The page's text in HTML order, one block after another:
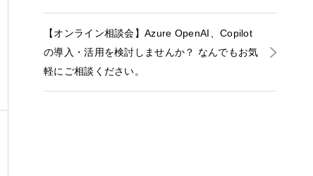
【オンライン相談会】Azure OpenAI、Copilot
の導入・活用を検討しませんか？ なんでもお気
軽にご相談ください。